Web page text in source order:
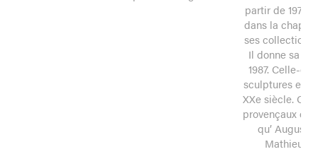
partir de 1971,
dans la
ses collections
Il donne sa
1987. Celle-ci
sculptures et
XXe siècle. On
provençaux et
qu’
Mathieu